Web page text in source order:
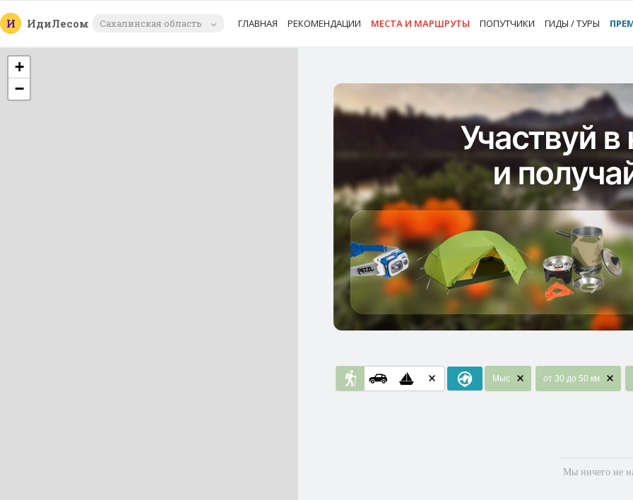
И ИдиЛесом Сахалинская область ГЛАВНАЯ РЕКОМЕНДАЦИИ МЕСТА И МАРШРУТЫ ПОПУТЧИКИ ГИДЫ / ТУРЫ
+
−
Мыс от 30 до 50 км
Мы ничего не